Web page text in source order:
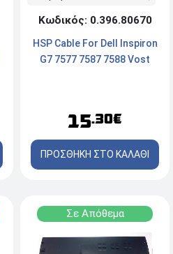
Κωδικός: 0.396.80670
HSP Cable For Dell Inspiron
G7 7577 7587 7588 Vost
15.30€
ΠΡΟΣΘΗΚΗ ΣΤΟ ΚΑΛΑΘΙ
Σε Απόθεμα